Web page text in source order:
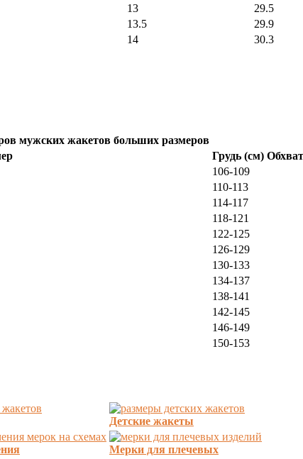
13 29.5
13.5 29.9
14 30.3
мужских жакетов больших размеров
Грудь (см)
106-109
110-113
114-117
118-121
122-125
126-129
130-133
134-137
138-141
142-145
146-149
150-153
Детские жакеты
Мерки для плечевых